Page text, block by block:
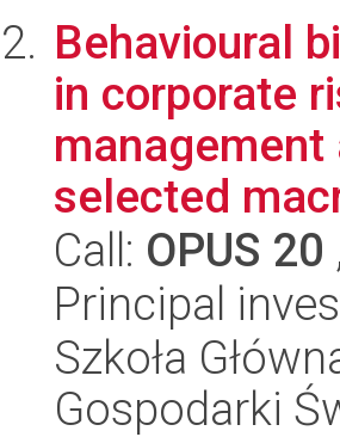
Behavioural
in corporate
selected
Call: OPUS 20
Principal
Szkoła
Gospodarki